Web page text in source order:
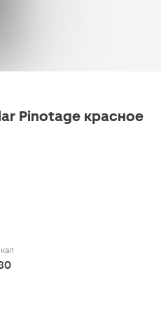
Pinotage красное